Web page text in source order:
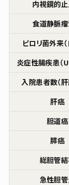
内視鏡的
食道静脈
ピロリ菌外来（
炎症性腸疾患（
入院患者数（肝
肝癌
胆道癌
膵癌
総胆管
急性胆